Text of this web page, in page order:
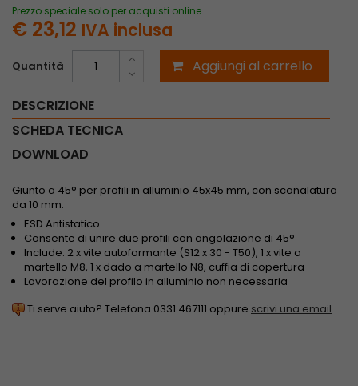
Prezzo speciale solo per acquisti online
€ 23,12 IVA inclusa
Quantità Aggiungi al carrello
DESCRIZIONE
SCHEDA TECNICA
DOWNLOAD
Giunto a 45° per profili in alluminio 45x45 mm, con scanalatura
da 10 mm.
ESD Antistatico
Consente di unire due profili con angolazione di 45°
Include: 2 x vite autoformante (S12 x 30 - T50), 1 x vite a
martello M8, 1 x dado a martello N8, cuffia di copertura
Lavorazione del profilo in alluminio non necessaria
Ti serve aiuto? Telefona 0331 467111 oppure scrivi una email